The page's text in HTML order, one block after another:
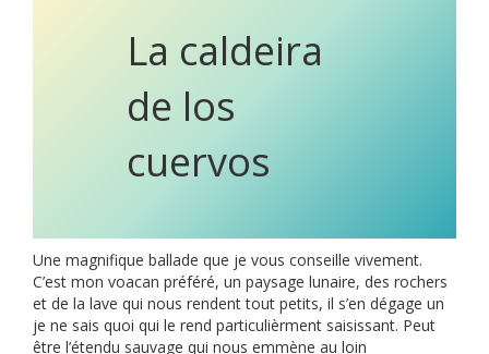
La caldeira
de los
cuervos
Une magnifique ballade que je vous conseille vivement.
C’est mon voacan préféré, un paysage lunaire, des rochers
et de la lave qui nous rendent tout petits, il s’en dégage un
je ne sais quoi qui le rend particulièrment saisissant. Peut
être l’étendu sauvage qui nous emmène au loin